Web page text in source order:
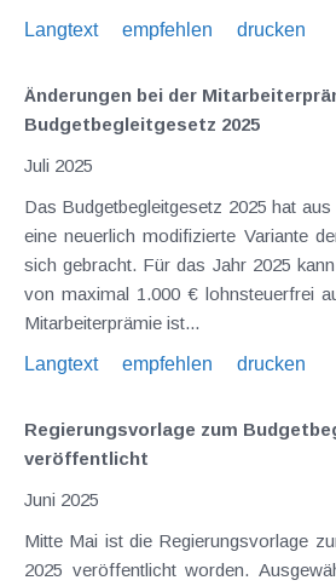
Langtext
empfehlen drucken
Änderungen bei der
Budgetbegleitgesetz 2025
Juli 2025
Das Budgetbegleitgesetz 2025 hat
eine neuerlich modifizierte Variante
sich gebracht. Für das Jahr 2025
von maximal 1.000 € lohnsteuerfrei
Mitarbeiterprämie ist...
Langtext
empfehlen drucken
Regierungsvorlage zum
veröffentlicht
Juni 2025
Mitte Mai ist die Regierungsvorlage
2025 veröffentlicht worden.